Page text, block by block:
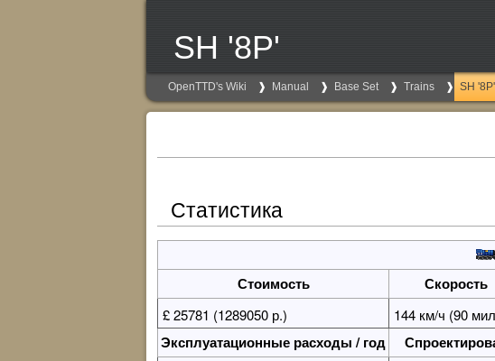
SH '8P'
OpenTTD's Wiki Manual Base Set Trains SH '8P'
Статистика
Стоимость
Скорость
£ 25781 (1289050 р.) 144 км/ч (90
Эксплуатационные расходы / год